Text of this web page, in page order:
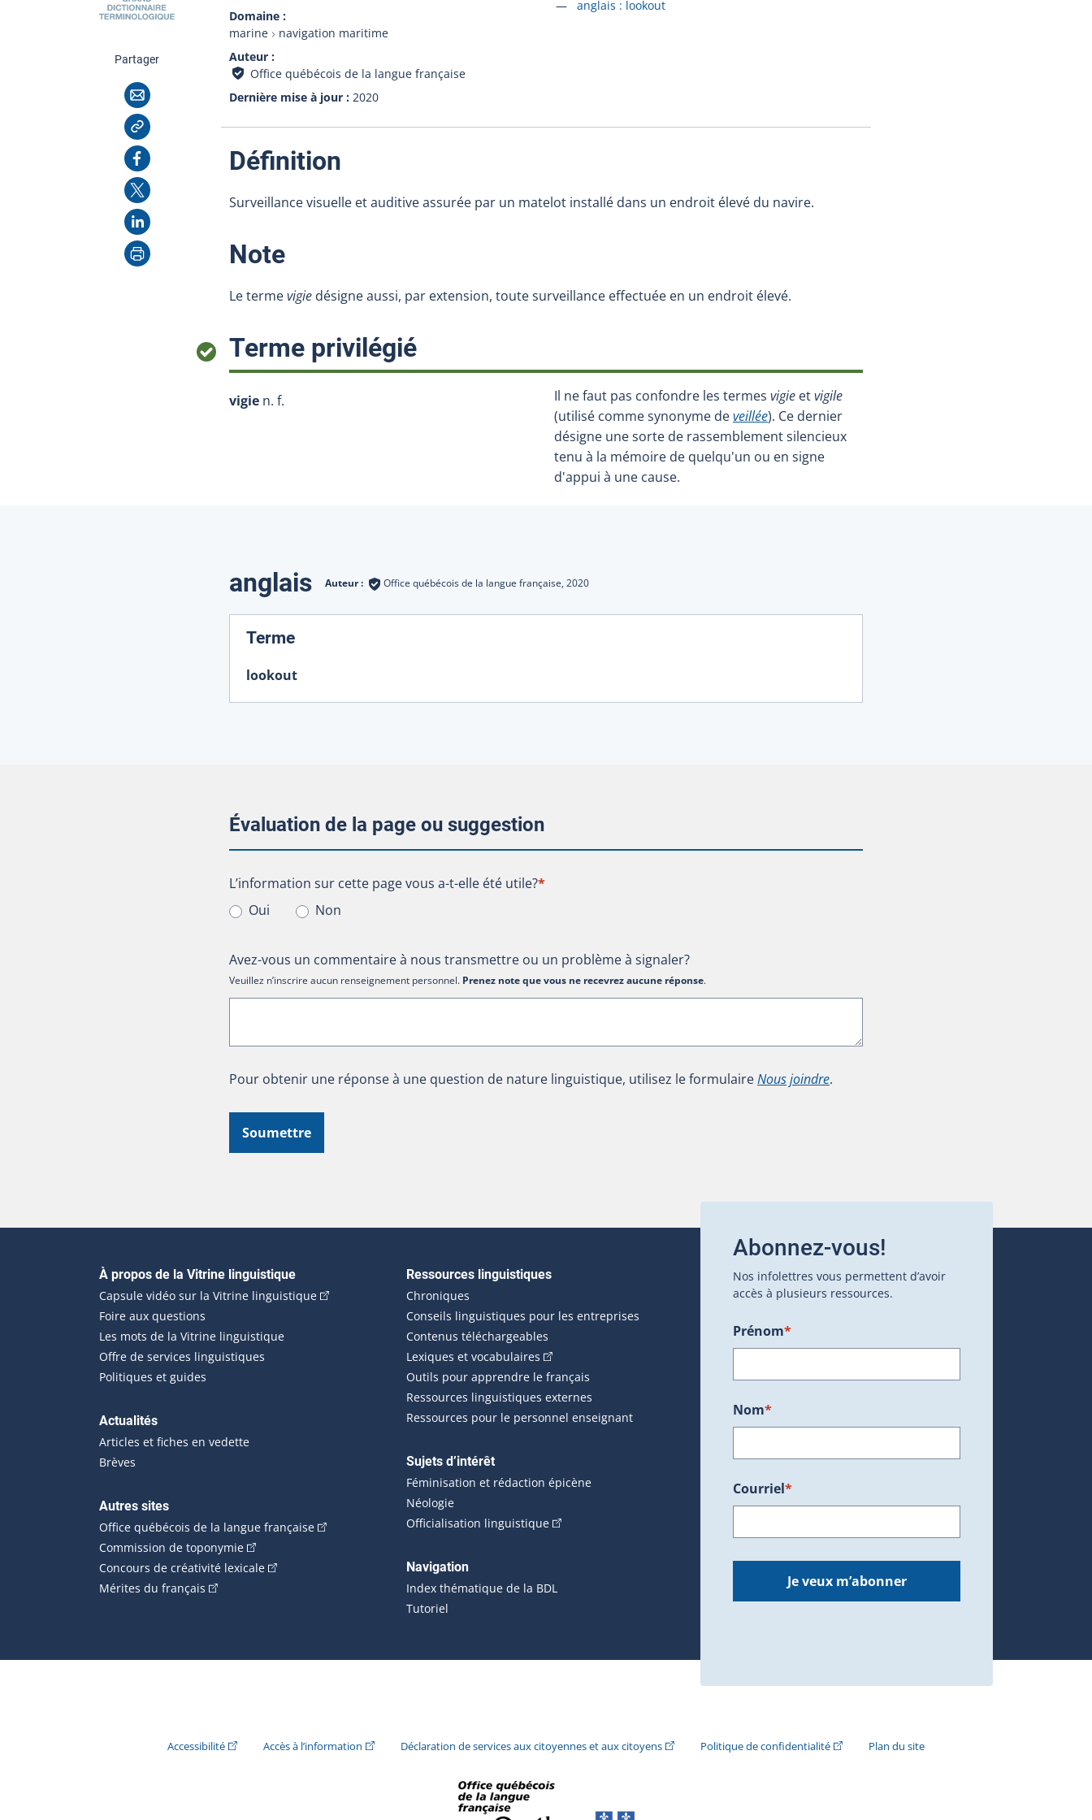
Domaine
marine
navigation maritime
Auteur
Office québécois de la langue française
Dernière mise à jour
2020
Accéder à la fiche en
anglais : lookout
Partagercette page
Courriel
Copier l'adresse
Facebook
X
LinkedIn
Imprimer
Définition
Surveillance visuelle et auditive assurée par un matelot installé dans un endroit élevé du navire.
Note:
Le termevigie désigne aussi, par extension, toute surveillance effectuée en un endroit élevé.
Terme privilégié:
vigie n. f. Il ne faut pas confondre les termes vigie etvigile
(utilisé comme synonyme deveillée). Ce dernier
désigne une sorte de rassemblement silencieux
tenu à la mémoire de quelqu'un ou en signe
d'appui à une cause.
Traductions
anglais Auteur : Office québécois de la langue française, 2020
Terme:
lookout
Évaluation de la page ou suggestion
L’information sur cette page vous a-t-elle été utile?
L’information sur cette page vous a-t-elle été utile?*
Oui
Non
Avez-vous un commentaire à nous transmettre ou un problème à signaler?
Veuillez n’inscrire aucun renseignement personnel. Prenez note que vous ne recevrez aucune réponse.
Pour obtenir une réponse à une question de nature linguistique, utilisez le formulaireNous joindre.
Soumettre
Navigation principale
À propos de la Vitrine linguistique
Capsule vidéo sur la Vitrine linguistique(Cet hyperlien externe s'ouvrira dans une nouvelle fenêtre.)
Foire aux questions
Les mots de la Vitrine linguistique
Offre de services linguistiques
Politiques et guides
Actualités
Articles et fiches en vedette
Brèves
Autres sites
Office québécois de la langue française(Cet hyperlien externe s'ouvrira dans une nouvelle fenêtre.)
Commission de toponymie(Cet hyperlien externe s'ouvrira dans une nouvelle fenêtre.)
Concours de créativité lexicale(Cet hyperlien externe s'ouvrira dans une nouvelle fenêtre.)
Mérites du français (Cet hyperlien externe s'ouvrira dans une nouvelle fenêtre.)
Ressources linguistiques
Chroniques
Conseils linguistiques pour les entreprises
Contenus téléchargeables
Lexiques et vocabulaires (Cet hyperlien externe s'ouvrira dans une nouvelle fenêtre.)
Outils pour apprendre le français
Ressources linguistiques externes
Ressources pour le personnel enseignant
Sujets d’intérêt
Féminisation et rédaction épicène
Néologie
Officialisation linguistique(Cet hyperlien externe s'ouvrira dans une nouvelle fenêtre.)
Navigation
Index thématique de la BDL
Tutoriel
Abonnez-vous!
Nos infolettres vous permettent d’avoir
accès à plusieurs ressources.
Prénom*
Nom*
Courriel*
Je veux m’abonner
Accessibilité(Cet hyperlien externe s'ouvrira dans une nouvelle fenêtre.)
Accès à l’information (Cet hyperlien externe s'ouvrira dans une nouvelle fenêtre.)
Déclaration de services aux citoyennes et aux citoyens(Cet hyperlien externe s'ouvrira dans une nouvelle fenêtre.)
Politique de confidentialité(Cet hyperlien externe s'ouvrira dans une nouvelle
Plan du site